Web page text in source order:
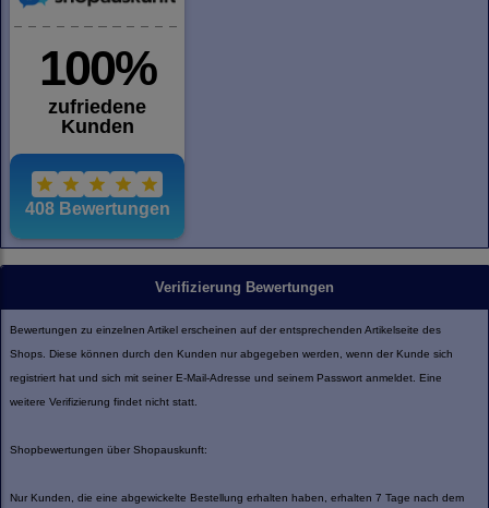
Verifizierung Bewertungen
Bewertungen zu einzelnen Artikel erscheinen auf der entsprechenden Artikelseite des
Shops. Diese können durch den Kunden nur abgegeben werden, wenn der Kunde sich
registriert hat und sich mit seiner E-Mail-Adresse und seinem Passwort anmeldet. Eine
weitere Verifizierung findet nicht statt.
Shopbewertungen über Shopauskunft:
Nur Kunden, die eine abgewickelte Bestellung erhalten haben, erhalten 7 Tage nach dem